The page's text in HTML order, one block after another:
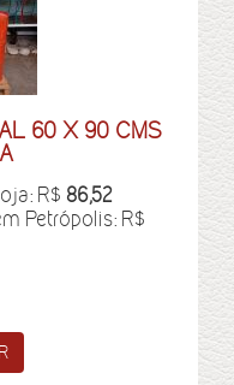
60 X 90 CMS
R$ 86,52
Petrópolis: R$